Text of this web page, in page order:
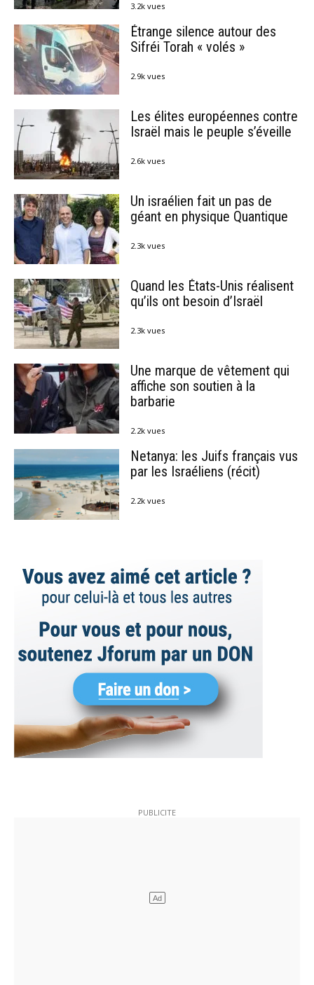
3.2k vues
Étrange silence autour des
Sifréi Torah « volés »
2.9k vues
Les élites européennes contre
Israël mais le peuple s’éveille
2.6k vues
Un israélien fait un pas de
géant en physique Quantique
2.3k vues
Quand les États-Unis réalisent
qu’ils ont besoin d’Israël
2.3k vues
Une marque de vêtement qui
affiche son soutien à la
barbarie
2.2k vues
Netanya: les Juifs français vus
par les Israéliens (récit)
2.2k vues